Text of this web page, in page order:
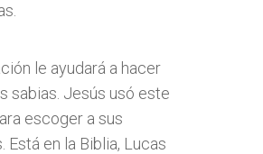
le ayudará a hacer
sabias. Jesús usó este
escoger a sus
Está en la Biblia, Lucas